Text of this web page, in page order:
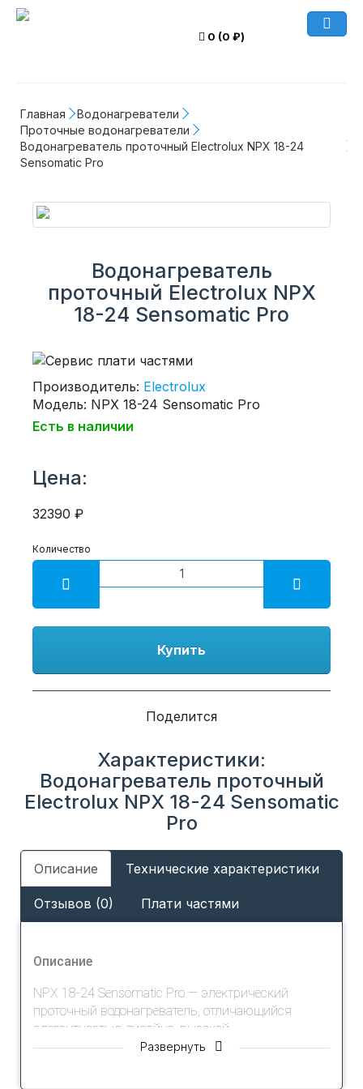
0 (0 ₽)
Главная
Водонагреватели
Проточные водонагреватели
Водонагреватель проточный Electrolux NPX 18-24
Sensomatic Pro
Водонагреватель
проточный Electrolux NPX
18-24 Sensomatic Pro
Производитель: Electrolux
Модель: NPX 18-24 Sensomatic Pro
Есть в наличии
Цена:
32390 ₽
Количество
Купить
Поделится
Характеристики:
Водонагреватель проточный
Electrolux NPX 18-24 Sensomatic
Pro
Описание Технические характеристики
Отзывов (0) Плати частями
Описание
NPX 18-24 Sensomatic Pro — электрический
проточный водонагреватель, отличающийся
элегантностью дизайна, высокой
производительностью, сенсорным управлением с
Развернуть